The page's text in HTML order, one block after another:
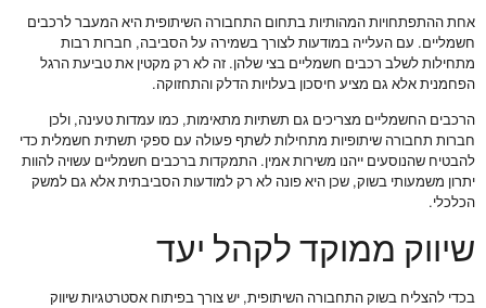
אחת ההתפתחויות המהותיות בתחום התחבורה השיתופית היא המעבר לרכבים
חשמליים. עם העלייה במודעות לצורך בשמירה על הסביבה, חברות רבות
מתחילות לשלב רכבים חשמליים בצי שלהן. זה לא רק מקטין את טביעת הרגל
הפחמנית אלא גם מציע חיסכון בעלויות הדלק והתחזוקה.
הרכבים החשמליים מצריכים גם תשתיות מתאימות, כמו עמדות טעינה, ולכן
חברות תחבורה שיתופיות מתחילות לשתף פעולה עם ספקי תשתית חשמלית כדי
להבטיח שהנוסעים ייהנו משירות אמין. התמקדות ברכבים חשמליים עשויה להוות
יתרון משמעותי בשוק, שכן היא פונה לא רק למודעות הסביבתית אלא גם למשק
הכלכלי.
שיווק ממוקד לקהל יעד
בכדי להצליח בשוק התחבורה השיתופית, יש צורך בפיתוח אסטרטגיות שיווק